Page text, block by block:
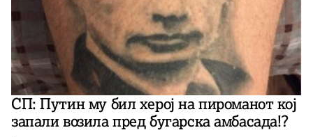
СП: Путин му бил херој на пироманот кој
запали возила пред бугарска амбасада!?